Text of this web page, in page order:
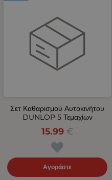
Σετ Καθαρισμού Αυτοκινήτου
DUNLOP 5 Τεμαχίων
15.99 €
Αγοράστε